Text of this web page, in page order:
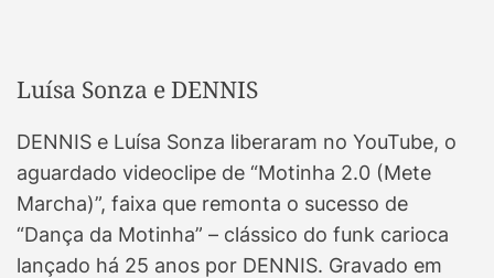
Luísa Sonza e DENNIS
DENNIS e Luísa Sonza liberaram no YouTube, o
aguardado videoclipe de “Motinha 2.0 (Mete
Marcha)”, faixa que remonta o sucesso de
“Dança da Motinha” – clássico do funk carioca
lançado há 25 anos por DENNIS. Gravado em